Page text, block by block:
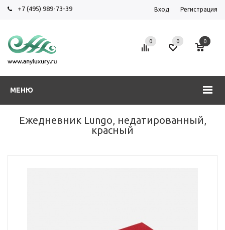
+7 (495) 989-73-39 Вход Регистрация
МЕНЮ
0 0 0
Ежедневник Lungo, недатированный,
красный